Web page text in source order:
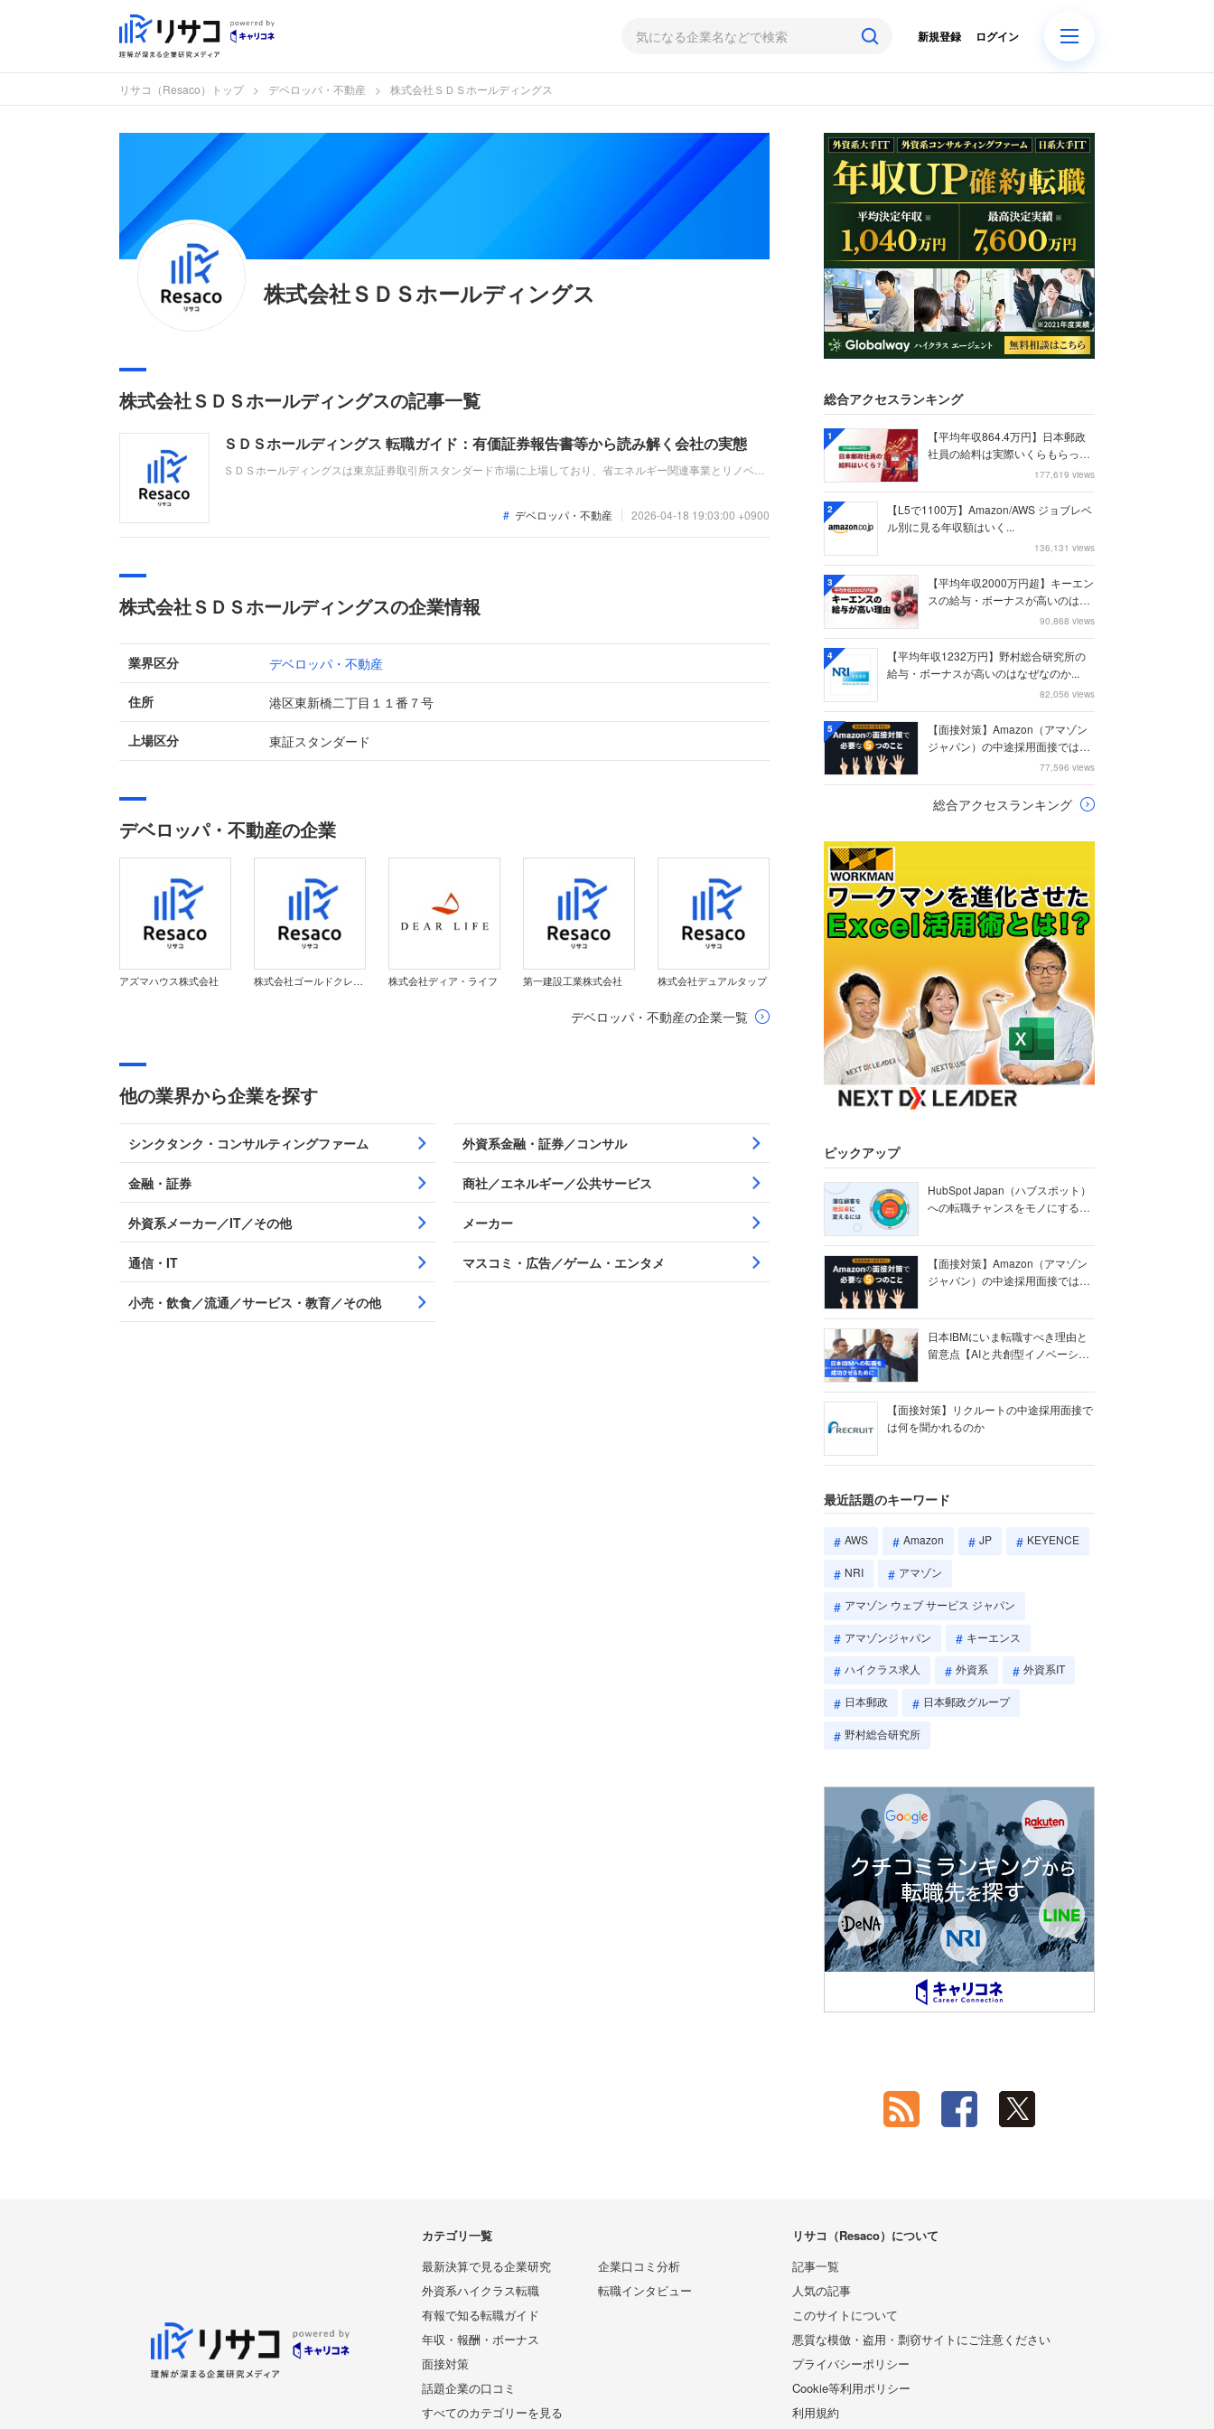
ログイン
新規登録
リサコ（Resaco）トップ デベロッパ・不動産 株式会社ＳＤＳホールディングス
株式会社ＳＤＳホールディングス
株式会社ＳＤＳホールディングスの記事一覧
ＳＤＳホールディングス 転職ガイド：有価証券報告書等から読み解く会社の実態
ＳＤＳホールディングスは東京証券取引所スタンダード市場に上場しており、省エネルギー関連事業とリノベー
デベロッパ・不動産 2026-04-18 19:03:00 +0900
株式会社ＳＤＳホールディングスの企業情報
業界区分 デベロッパ・不動産
住所 港区東新橋二丁目１１番７号
上場区分 東証スタンダード
デベロッパ・不動産の企業
アズマハウス株式会社 株式会社ゴールドクレスト 株式会社ディア・ライフ 第一建設工業株式会社 株式会社デュアルタップ
デベロッパ・不動産の企業一覧
他の業界から企業を探す
シンクタンク・コンサルティングファーム 外資系金融・証券／コンサル
金融・証券 商社／エネルギー／公共サービス
外資系メーカー／IT／その他 メーカー
通信・IT マスコミ・広告／ゲーム・エンタメ
小売・飲食／流通／サービス・教育／その他
総合アクセスランキング
1
【平均年収864.4万円】日本郵政
社員の給料は実際いくらもらって
177,619 views
2
【L5で1100万】Amazon/AWS ジョブレベ
ル別に見る年収額はいく...
136,131 views
3
【平均年収2000万円超】キーエン
スの給与・ボーナスが高いのはな
90,868 views
4
【平均年収1232万円】野村総合研究所の
給与・ボーナスが高いのはなぜなのか...
82,056 views
5
【面接対策】Amazon（アマゾン
ジャパン）の中途採用面接では何
77,596 views
総合アクセスランキング
ピックアップ
HubSpot Japan（ハブスポット）
への転職チャンスをモノにする
【面接対策】Amazon（アマゾン
ジャパン）の中途採用面接では何
日本IBMにいま転職すべき理由と
留意点【AIと共創型イノベーショ
【面接対策】リクルートの中途採用面接で
は何を聞かれるのか
最近話題のキーワード
AWS Amazon JP KEYENCE
NRI アマゾン
アマゾン ウェブ サービス ジャパン
アマゾンジャパン キーエンス
ハイクラス求人 外資系 外資系IT
日本郵政 日本郵政グループ
野村総合研究所
カテゴリ一覧
最新決算で見る企業研究
外資系ハイクラス転職
有報で知る転職ガイド
年収・報酬・ボーナス
面接対策
話題企業の口コミ
企業口コミ分析
転職インタビュー
すべてのカテゴリーを見る
リサコ（Resaco）について
記事一覧
人気の記事
このサイトについて
悪質な模倣・盗用・剽窃サイトにご注意ください
プライバシーポリシー
Cookie等利用ポリシー
利用規約